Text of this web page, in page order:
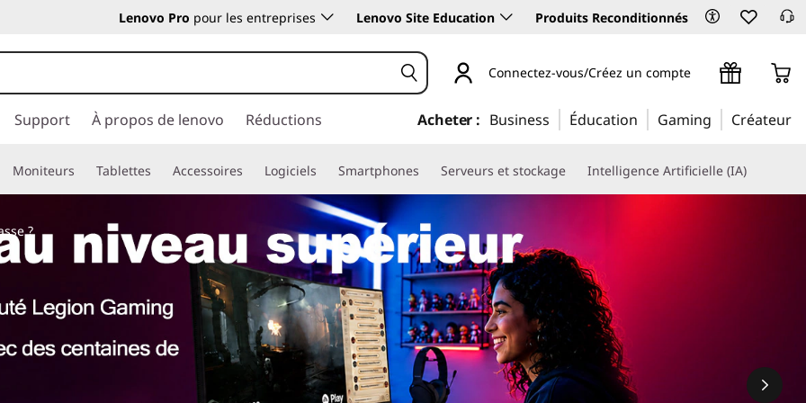
Lenovo Pro pour les entreprises Lenovo Site Education Produits Reconditionnés
Connectez-vous/Créez un compte
Support À propos de lenovo Réductions Acheter : Business Éducation Gaming Créateur
Moniteurs Tablettes Accessoires Logiciels Smartphones Serveurs et stockage Intelligence Artificielle (IA)
?